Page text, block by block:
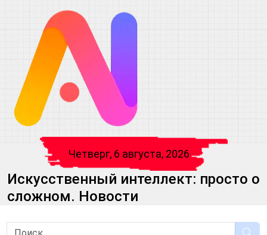
Четверг, 6 августа, 2026
Искусственный интеллект: просто о
сложном. Новости